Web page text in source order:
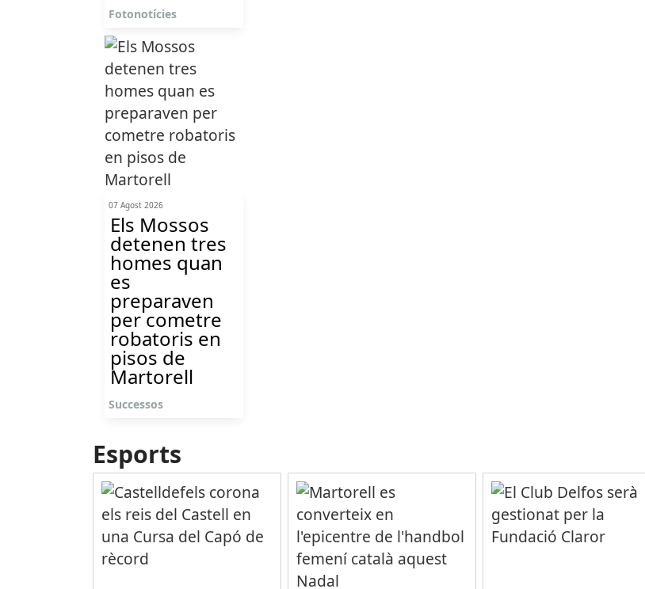
Fotonotícies
07 Agost 2026
Els Mossos
detenen tres
homes quan
es
preparaven
per cometre
robatoris en
pisos de
Martorell
Successos
Esports